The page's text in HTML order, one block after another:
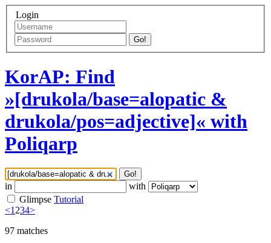
Login
Go!
KorAP: Find
»[drukola/base=alopatic &
drukola/pos=adjective]« with
Poliqarp
Go!
in
with
Glimpse Tutorial
<1234>
97 matches